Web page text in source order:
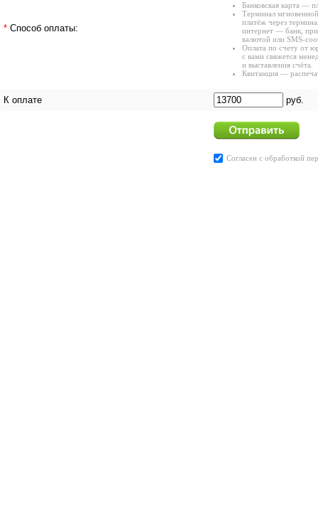
* Способ оплаты:
Банковская карта —
Терминал
платёж через
интернет — банк,
валютой или SMS-
Оплата по счету от
с вами свяжется
и выставления счёта.
Квитанция —
К оплате руб.
Согласен с обработкой